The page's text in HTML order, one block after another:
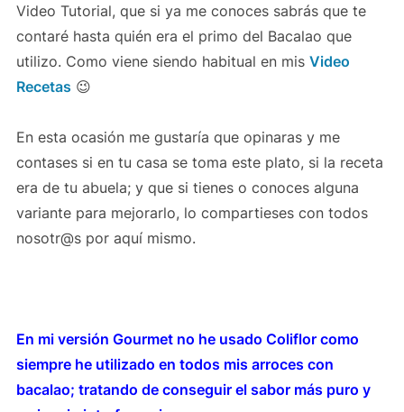
Video Tutorial, que si ya me conoces sabrás que te
contaré hasta quién era el primo del Bacalao que
utilizo. Como viene siendo habitual en mis Video
Recetas 😉
En esta ocasión me gustaría que opinaras y me
contases si en tu casa se toma este plato, si la receta
era de tu abuela; y que si tienes o conoces alguna
variante para mejorarlo, lo compartieses con todos
nosotr@s por aquí mismo.
En mi versión Gourmet no he usado Coliflor como
siempre he utilizado en todos mis arroces con
bacalao; tratando de conseguir el sabor más puro y